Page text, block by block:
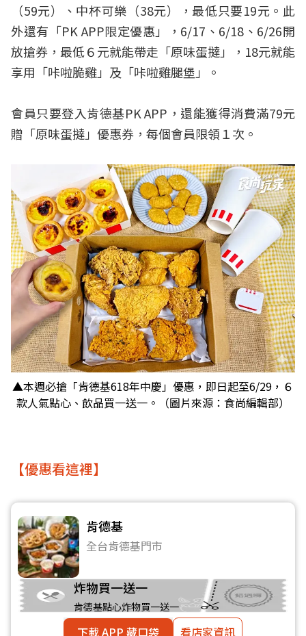
（59元）、中杯可樂（38元），最低只要19元。此
外還有「PK APP限定優惠」，6/17、6/18、6/26開
放搶券，最低６元就能帶走「原味蛋撻」，18元就能
享用「咔啦脆雞」及「咔啦雞腿堡」。
會員只要登入肯德基PK APP，還能獲得消費滿79元
贈「原味蛋撻」優惠券，每個會員限領１次。
▲本週必搶「肯德基618年中慶」優惠，即日起至6/29，６
款人氣點心、飲品買一送一。（圖片來源：食尚編輯部）
【優惠看這裡】
肯德基
全台肯德基門市
炸物買一送一
肯德基點心炸物買一送一
下載 APP 藏口袋 看店家資訊